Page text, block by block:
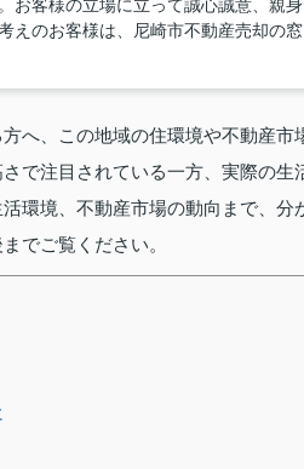
お客様の立場に立って誠心誠意、親
えのお客様は、尼崎市不動産売却の
へ、この地域の住環境や不動産
で注目されている一方、実際の
環境、不動産市場の動向まで、
でご覧ください。